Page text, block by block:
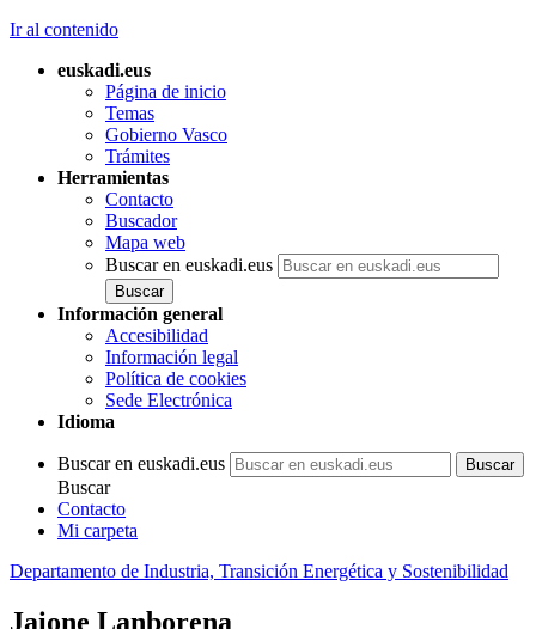
Ir al contenido
euskadi.eus
Página de inicio
Temas
Gobierno Vasco
Trámites
Herramientas
Contacto
Buscador
Mapa web
Buscar en euskadi.eus
Información general
Accesibilidad
Información legal
Política de cookies
Sede Electrónica
Idioma
Buscar en euskadi.eus
Buscar
Contacto
Mi carpeta
Departamento de Industria, Transición Energética y Sostenibilidad
Jaione Lanborena